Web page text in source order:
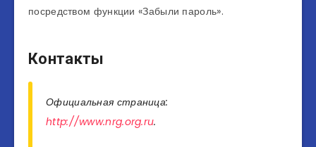
посредством функции «Забыли пароль».
Контакты
Официальная страница:
http://www.nrg.org.ru.